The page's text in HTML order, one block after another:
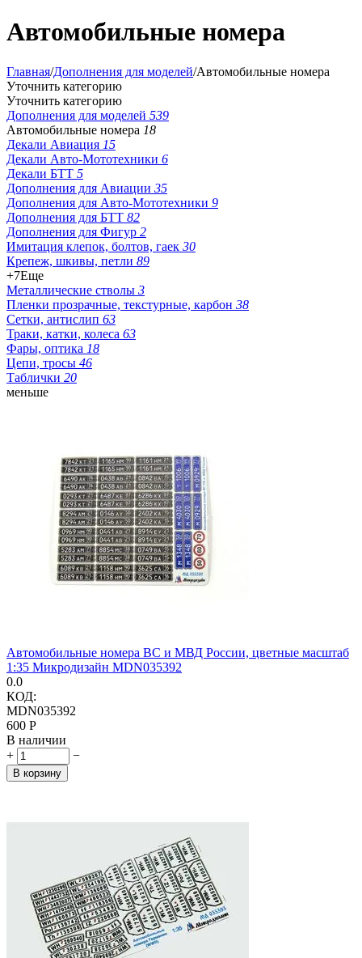
Автомобильные номера
Главная/Дополнения для моделей/Автомобильные номера
Уточнить категорию
Уточнить категорию
Дополнения для моделей 539
Автомобильные номера 18
Декали Авиация 15
Декали Авто-Мототехники 6
Декали БТТ 5
Дополнения для Авиации 35
Дополнения для Авто-Мототехники 9
Дополнения для БТТ 82
Дополнения для Фигур 2
Имитация клепок, болтов, гаек 30
Крепеж, шкивы, петли 89
+7Еще
Металлические стволы 3
Пленки прозрачные, текстурные, карбон 38
Сетки, антислип 63
Траки, катки, колеса 63
Фары, оптика 18
Цепи, тросы 46
Таблички 20
меньше
Автомобильные номера ВС и МВД России, цветные масштаб
1:35 Микродизайн MDN035392
0.0
КОД:
MDN035392
‍600‍ Р
В наличии
+
−
В корзину